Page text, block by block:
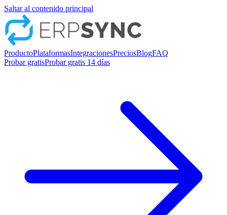
Saltar al contenido principal
ProductoPlataformasIntegracionesPreciosBlogFAQ
Probar gratisProbar gratis 14 días